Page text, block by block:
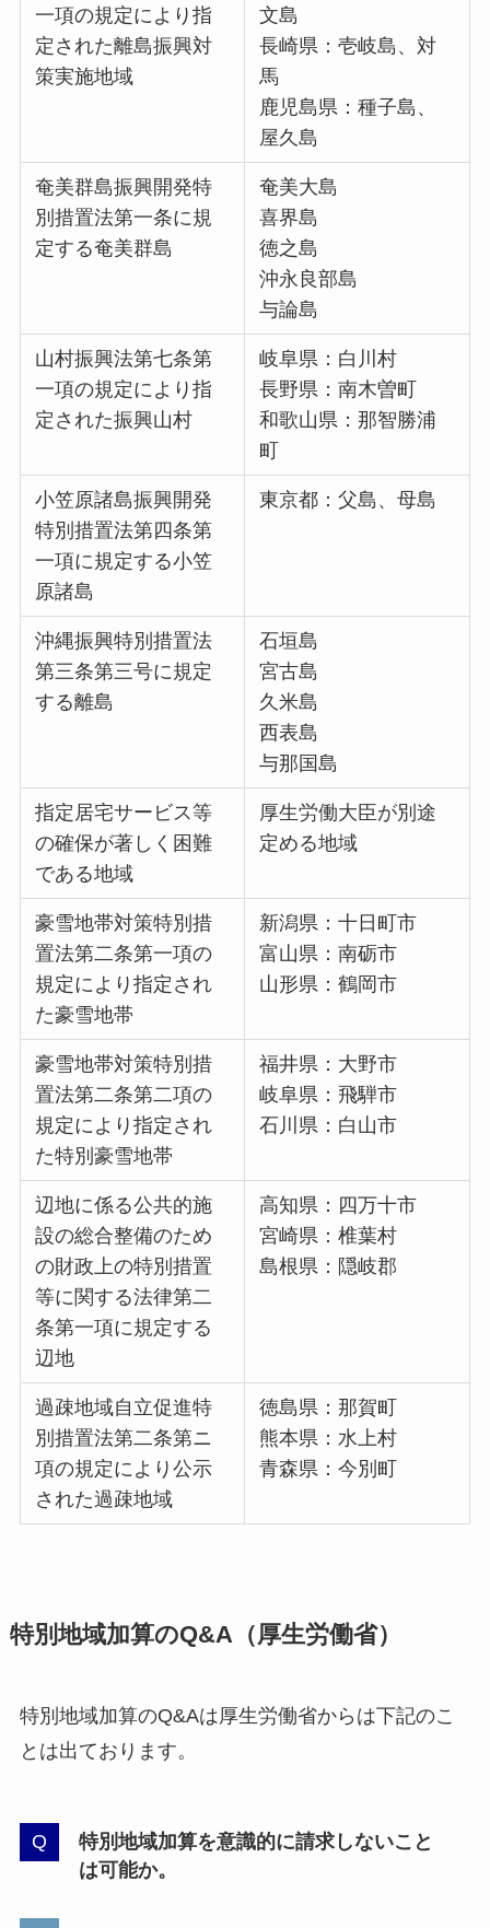
一項の規定により指
定された離島振興対
策実施地域
文島
長崎県：壱岐島、対
馬
鹿児島県：種子島、
屋久島
奄美群島振興開発特
別措置法第一条に規
定する奄美群島
奄美大島
喜界島
徳之島
沖永良部島
与論島
山村振興法第七条第
一項の規定により指
定された振興山村
岐阜県：白川村
長野県：南木曽町
和歌山県：那智勝浦
町
小笠原諸島振興開発
特別措置法第四条第
一項に規定する小笠
原諸島
東京都：父島、母島
沖縄振興特別措置法
第三条第三号に規定
する離島
石垣島
宮古島
久米島
西表島
与那国島
指定居宅サービス等
の確保が著しく困難
である地域
厚生労働大臣が別途
定める地域
豪雪地帯対策特別措
置法第二条第一項の
規定により指定され
た豪雪地帯
新潟県：十日町市
富山県：南砺市
山形県：鶴岡市
豪雪地帯対策特別措
置法第二条第二項の
規定により指定され
た特別豪雪地帯
福井県：大野市
岐阜県：飛騨市
石川県：白山市
辺地に係る公共的施
設の総合整備のため
の財政上の特別措置
等に関する法律第二
条第一項に規定する
辺地
高知県：四万十市
宮崎県：椎葉村
島根県：隠岐郡
過疎地域自立促進特
別措置法第二条第ニ
項の規定により公示
された過疎地域
徳島県：那賀町
熊本県：水上村
青森県：今別町
特別地域加算のQ&A（厚生労働省）
特別地域加算のQ&Aは厚生労働省からは下記のこ
とは出ております。
特別地域加算を意識的に請求しないこと
は可能か。